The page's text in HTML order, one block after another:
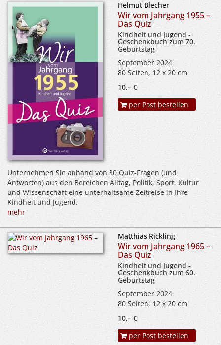
Helmut Blecher
Wir vom Jahrgang 1955 –
Das Quiz
Kindheit und Jugend -
Geschenkbuch zum 70.
Geburtstag
September 2024
80 Seiten, 12 x 20 cm
10,– €
per Post bestellen
Unternehmen Sie anhand von 80 Quiz-Fragen (und
Antworten) aus den Bereichen Alltag, Politik, Sport, Kultur
und Wissenschaft eine unterhaltsame Zeitreise in Ihre
Kindheit und Jugend.
mehr
Matthias Rickling
Wir vom Jahrgang 1965 –
Das Quiz
Kindheit und Jugend -
Geschenkbuch zum 60.
Geburtstag
September 2024
80 Seiten, 12 x 20 cm
10,– €
per Post bestellen